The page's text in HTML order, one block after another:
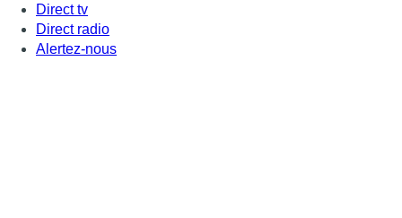
Direct tv
Direct radio
Alertez-nous